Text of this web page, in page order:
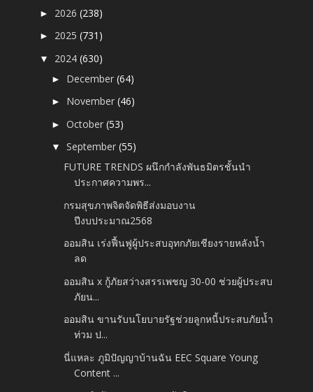
► 2026(238)
► 2025(731)
▼ 2024(630)
► December(64)
► November(46)
►October(53)
▼September(55)
FUTURE TRENDS ผนึกกำลังพันธมิตรชั้นนำ
ประกาศความพร...
กรมสุขภาพจิตจัดพิธีส่งมอบงาน
ปีงบประมาณ2568
ออมสิน เร่งฟื้นฟูผู้ประสบอุทกภัยเชียงรายหลังน้ำ
ลด
ออมสิน x กู้ภัยสว่างสรรเพชญ 30-00 ช่วยผู้ประสบ
ภัยน...
ออมสิน ขานรับนโยบายรัฐช่วยลูกหนี้ประสบภัยน้ำ
ท่วม ป...
นี่แหละ ภูมิปัญญาบ้านฉัน EEC Square Young
Content ...